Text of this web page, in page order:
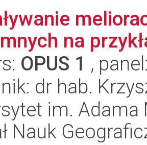
na
OPUS 1 ,
dr hab.
im.
Nauk